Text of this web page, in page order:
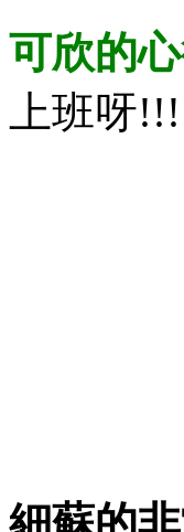
可欣的心
上班呀!!!
細蘇的